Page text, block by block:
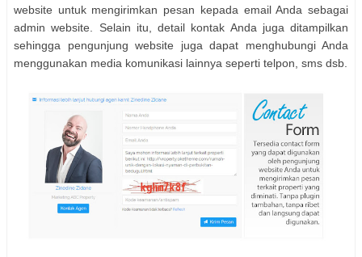
website untuk mengirimkan pesan kepada email Anda sebagai
admin website. Selain itu, detail kontak Anda juga ditampilkan
sehingga pengunjung website juga dapat menghubungi Anda
menggunakan media komunikasi lainnya seperti telpon, sms dsb.